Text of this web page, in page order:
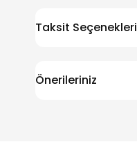
Taksit Seçenekleri
Önerileriniz